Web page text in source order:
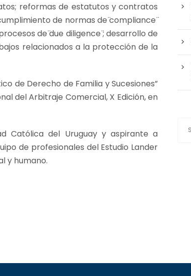
reformas de estatutos y contratos
de normas de ̈compliance
de ̈due diligence ̈; desarrollo de
relacionados a la protección de la
de Derecho de Familia y Sucesiones”
del Arbitraje Comercial, X Edición, en
Católica del Uruguay y aspirante a
de profesionales del Estudio Lander
y humano.